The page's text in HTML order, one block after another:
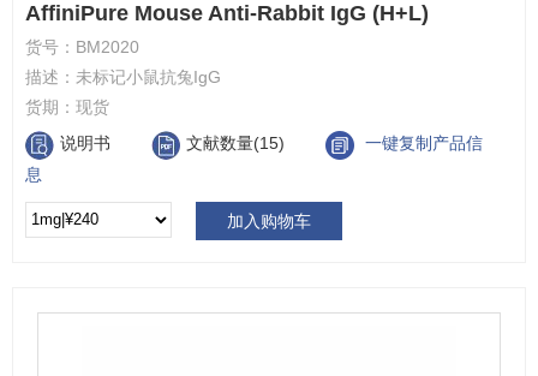
AffiniPure Mouse Anti-Rabbit IgG (H+L)
货号： BM2020
描述： 未标记小鼠抗兔IgG
货期： 现货
说明书
文献数量(15)
一键复制产品信
息
加入购物车